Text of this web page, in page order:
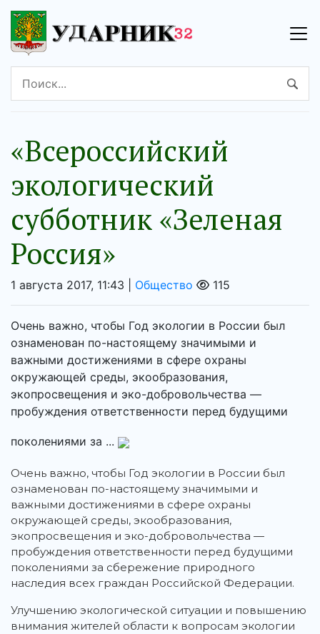
«Всероссийский
экологический
субботник «Зеленая
Россия»
1 августа 2017, 11:43 | Общество 115
Очень важно, чтобы Год экологии в России был
ознаменован по-настоящему значимыми и
важными достижениями в сфере охраны
окружающей среды, экообразования,
экопросвещения и эко-добровольчества —
пробуждения ответственности перед будущими
поколениями за ...
Очень важно, чтобы Год экологии в России был
ознаменован по-настоящему значимыми и
важными достижениями в сфере охраны
окружающей среды, экообразования,
экопросвещения и эко-добровольчества —
пробуждения ответственности перед будущими
поколениями за сбережение природного
наследия всех граждан Российской Федерации.
Улучшению экологической ситуации и повышению
внимания жителей области к вопросам экологии